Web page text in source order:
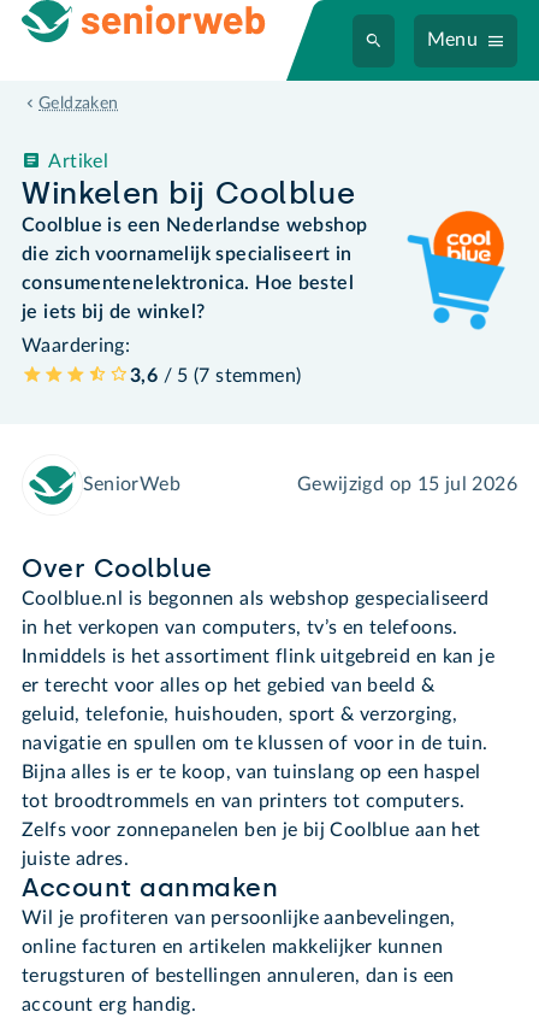
Menu
Geldzaken
Winkelen bij Coolblue
Artikel
Coolblue is een Nederlandse webshop
die zich voornamelijk specialiseert in
consumentenelektronica. Hoe bestel
je iets bij de winkel?
Waardering:
3,6 / 5 (7 stemmen)
SeniorWeb Gewijzigd op 15 jul 2026
Over Coolblue
Coolblue.nl is begonnen als webshop gespecialiseerd
in het verkopen van computers, tv’s en telefoons.
Inmiddels is het assortiment flink uitgebreid en kan je
er terecht voor alles op het gebied van beeld &
geluid, telefonie, huishouden, sport & verzorging,
navigatie en spullen om te klussen of voor in de tuin.
Bijna alles is er te koop, van tuinslang op een haspel
tot broodtrommels en van printers tot computers.
Zelfs voor zonnepanelen ben je bij Coolblue aan het
juiste adres.
Account aanmaken
Wil je profiteren van persoonlijke aanbevelingen,
online facturen en artikelen makkelijker kunnen
terugsturen of bestellingen annuleren, dan is een
account erg handig.